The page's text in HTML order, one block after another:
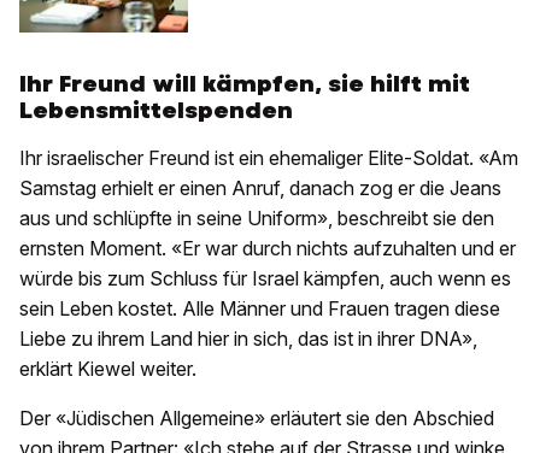
Ihr Freund will kämpfen, sie hilft mit
Lebensmittelspenden
Ihr israelischer Freund ist ein ehemaliger Elite-Soldat. «Am
Samstag erhielt er einen Anruf, danach zog er die Jeans
aus und schlüpfte in seine Uniform», beschreibt sie den
ernsten Moment. «Er war durch nichts aufzuhalten und er
würde bis zum Schluss für Israel kämpfen, auch wenn es
sein Leben kostet. Alle Männer und Frauen tragen diese
Liebe zu ihrem Land hier in sich, das ist in ihrer DNA»,
erklärt Kiewel weiter.
Der «Jüdischen Allgemeine» erläutert sie den Abschied